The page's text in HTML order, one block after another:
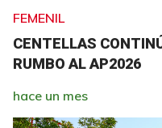
FEMENIL
CENTELLAS
RUMBO AL AP2026
hace un mes